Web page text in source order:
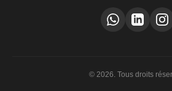
© 2026. Tous droits